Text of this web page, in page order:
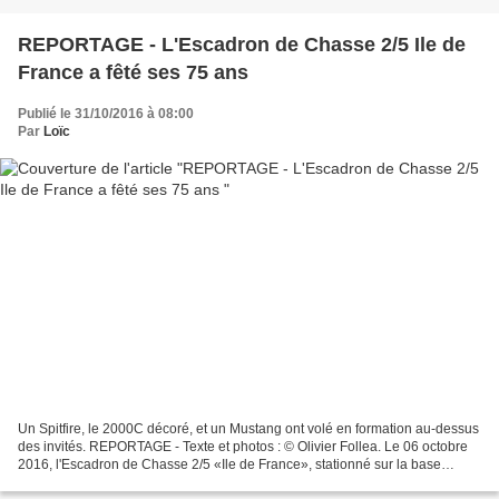
REPORTAGE - L'Escadron de Chasse 2/5 Ile de
France a fêté ses 75 ans
Publié le 31/10/2016 à 08:00
Par Loïc
Un Spitfire, le 2000C décoré, et un Mustang ont volé en formation au-dessus
des invités. REPORTAGE - Texte et photos : © Olivier Follea. Le 06 octobre
2016, l'Escadron de Chasse 2/5 «Ile de France», stationné sur la base